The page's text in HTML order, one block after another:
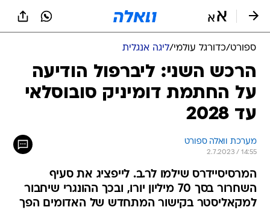
ספורט/כדורגל עולמי/ליגה אנגלית
הרכש השני: ליברפול הודיעה
על החתמת דומיניק סובוסלאי
עד 2028
מערכת וואלה ספורט
2.7.2023 / 14:55
המרסיסיידרס שילמו לר.ב. לייפציג את סעיף
השחרור בסך 70 מיליון יורו, ובכך ההונגרי שיחבור
למקאליסטר בקישור המתחדש של האדומים הפך